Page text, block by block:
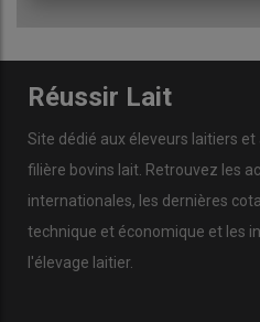
Réussir Lait
Site dédié aux éleveurs laitiers
filière bovins lait. Retrouvez les
internationales, les dernières
technique et économique et les
l'élevage laitier.